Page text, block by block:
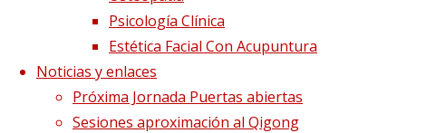
Psicología Clínica
Estética Facial Con Acupuntura
Noticias y enlaces
Próxima Jornada Puertas abiertas
Sesiones aproximación al Qigong
Imagen anterior
Imagen siguiente